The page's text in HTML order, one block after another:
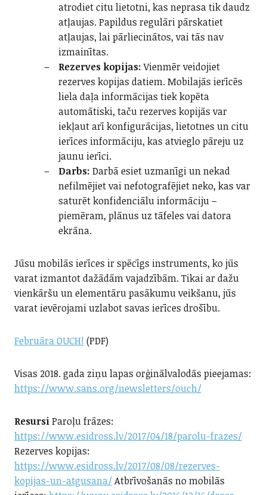
atrodiet citu lietotni, kas neprasa tik daudz
atļaujas. Papildus regulāri pārskatiet
atļaujas, lai pārliecinātos, vai tās nav
izmainītas.
Rezerves kopijas:Vienmēr veidojiet
rezerves kopijas datiem. Mobilajās ierīcēs
liela daļa informācijas tiek kopēta
automātiski, taču rezerves kopijās var
iekļaut arī konfigurācijas, lietotnes un citu
ierīces informāciju, kas atvieglo pāreju uz
jaunu ierīci.
Darbs: Darbā esiet uzmanīgi un nekad
nefilmējiet vai nefotografējiet neko, kas var
saturēt konfidenciālu informāciju –
piemēram, plānus uz tāfeles vai datora
ekrāna.
Jūsu mobilās ierīces ir spēcīgs instruments, ko jūs
varat izmantot dažādām vajadzībām. Tikai ar dažu
vienkāršu un elementāru pasākumu veikšanu, jūs
varat ievērojami uzlabot savas ierīces drošību.
Februāra OUCH! (PDF)
Visas 2018. gada ziņu lapas orģinālvalodās pieejamas:
https://www.sans.org/newsletters/ouch/
ResursiParoļu frāzes:
https://www.esidross.lv/2017/04/18/parolu-frazes/
Rezerves kopijas:
https://www.esidross.lv/2017/08/08/rezerves-
kopijas-un-atgusana/Atbrīvošanās no mobilās